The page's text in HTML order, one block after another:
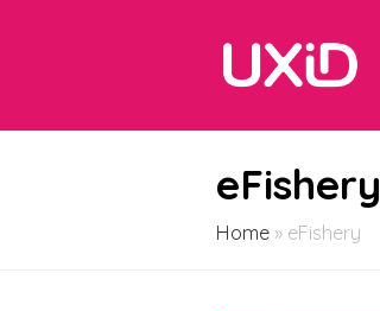
eFishery
Home » eFishery